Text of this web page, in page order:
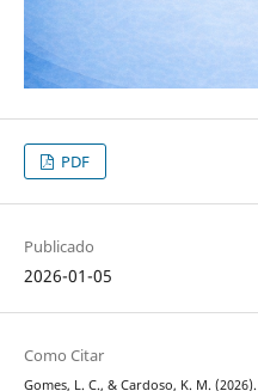
PDF
Publicado
2026-01-05
Como Citar
Gomes, L. C., & Cardoso, K. M.